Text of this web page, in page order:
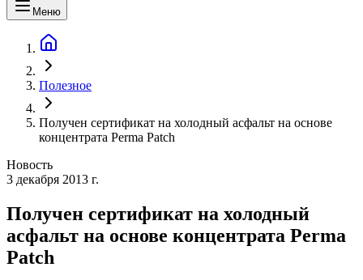
Меню
Полезное
Получен сертификат на холодный асфальт на основе
концентрата Perma Patch
Новость
3 декабря 2013 г.
Получен сертификат на холодный
асфальт на основе концентрата Perma
Patch